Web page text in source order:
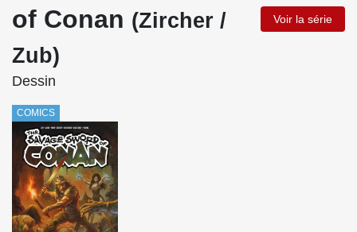
of Conan (Zircher /
Zub)
Voir la série
Dessin
COMICS